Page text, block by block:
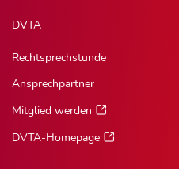
DVTA
Rechtsprechstunde
Ansprechpartner
Mitglied werden
DVTA-Homepage